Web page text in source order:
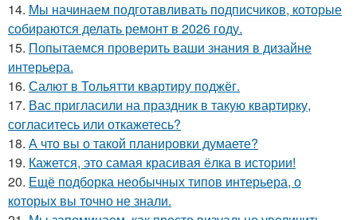
14. Мы начинаем подготавливать подписчиков, которые
собираются делать ремонт в 2026 году.
15. Попытаемся проверить ваши знания в дизайне
интерьера.
16. Салют в Тольятти квартиру поджёг.
17. Вас пригласили на праздник в такую квартирку,
согласитесь или откажетесь?
18. А что вы о такой планировки думаете?
19. Кажется, это самая красивая ёлка в истории!
20. Ещё подборка необычных типов интерьера, о
которых вы точно не знали.